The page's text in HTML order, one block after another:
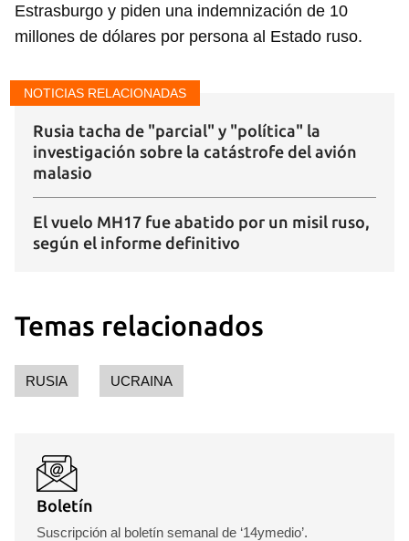
Guardar como favorito
Para poder guardar como favorito, primero has de
iniciar sesión con tu cuenta de 14ymedio.
INICIAR SESIÓN CANCELAR
Estrasburgo y piden una indemnización de 10
millones de dólares por persona al Estado ruso.
NOTICIAS RELACIONADAS
Rusia tacha de "parcial" y "política" la
investigación sobre la catástrofe del avión
malasio
El vuelo MH17 fue abatido por un misil ruso,
según el informe definitivo
Temas relacionados
RUSIA UCRAINA
Boletín
Suscripción al boletín semanal de ‘14ymedio’.